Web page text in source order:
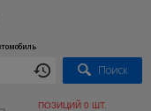
Поиск
ПОЗИЦИЙ 0 ШТ.